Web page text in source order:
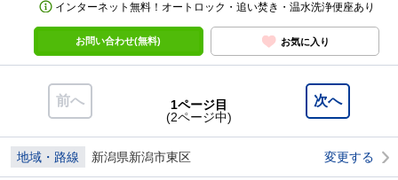
インターネット無料！オートロック・追い焚き・温水洗浄便座あり
お問い合わせ(無料) お気に入り
前へ 次へ
1ページ目
(2ページ中)
地域・路線 新潟県新潟市東区 変更する